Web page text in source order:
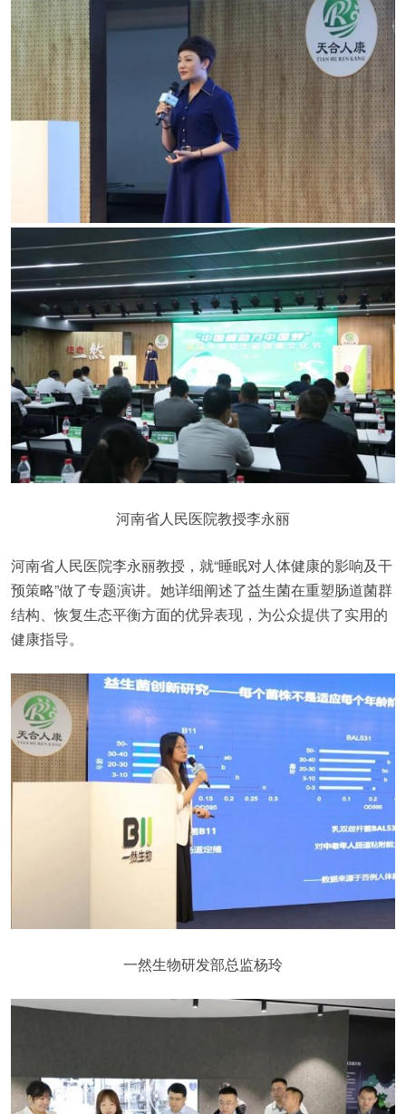
河南省人民医院教授李永丽
河南省人民医院李永丽教授，就“睡眠对人体健康的影响及干
预策略”做了专题演讲。她详细阐述了益生菌在重塑肠道菌群
结构、恢复生态平衡方面的优异表现，为公众提供了实用的
健康指导。
一然生物研发部总监杨玲